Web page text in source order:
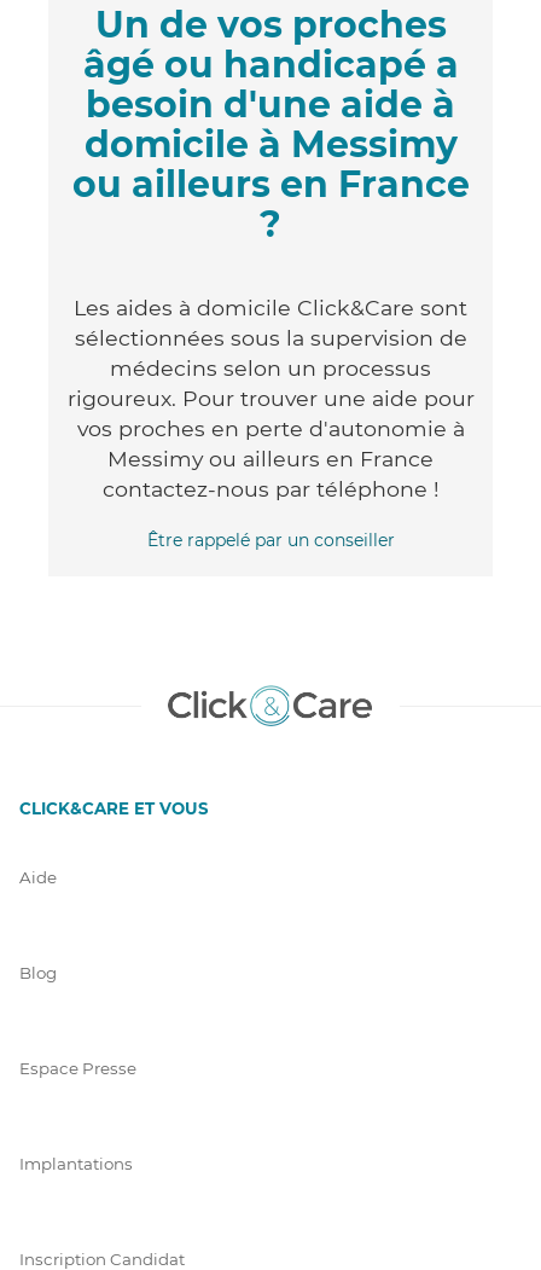
Un de vos proches
âgé ou handicapé a
besoin d'une aide à
domicile à Messimy
ou ailleurs en France
?
Les aides à domicile Click&Care sont
sélectionnées sous la supervision de
médecins selon un processus
rigoureux. Pour trouver une aide pour
vos proches en perte d'autonomie à
Messimy ou ailleurs en France
contactez-nous par téléphone !
Être rappelé par un conseiller
CLICK&CARE ET VOUS
Aide
Blog
Espace Presse
Implantations
Inscription Candidat